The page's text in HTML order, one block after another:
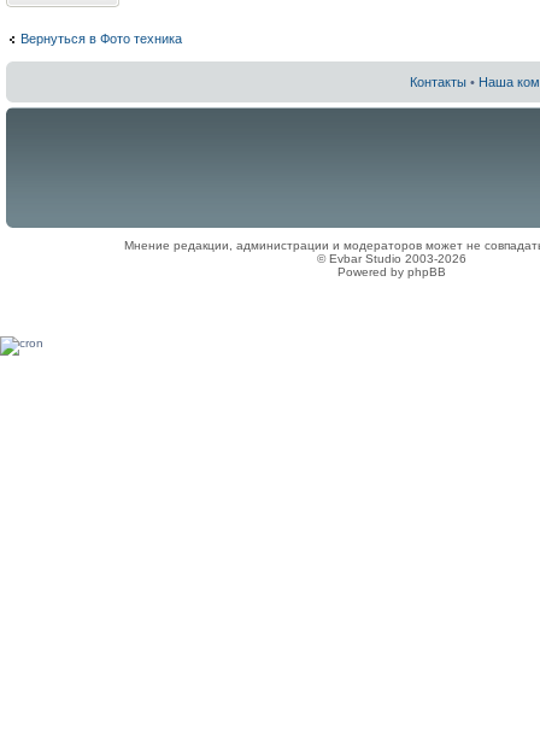
Вернуться в Фото техника
Контакты • Наша
Мнение редакции, администрации и модераторов может не
© Evbar Studio 2003-2026
Powered by phpBB